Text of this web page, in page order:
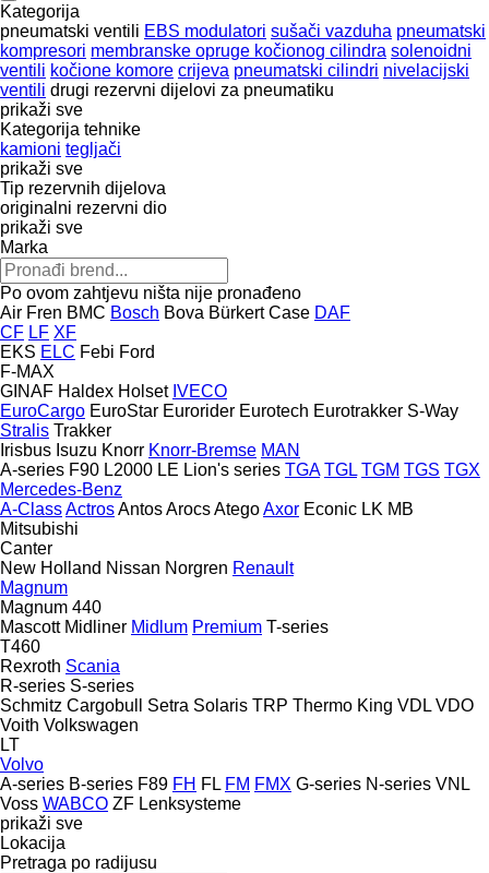
Kategorija
pneumatski ventili EBS modulatori sušači vazduha pneumatski
kompresori membranske opruge kočionog cilindra solenoidni
ventili kočione komore crijeva pneumatski cilindri nivelacijski
ventili drugi rezervni dijelovi za pneumatiku
prikaži sve
Kategorija tehnike
kamioni tegljači
prikaži sve
Tip rezervnih dijelova
originalni rezervni dio
prikaži sve
Marka
Po ovom zahtjevu ništa nije pronađeno
Air Fren BMC Bosch Bova Bürkert Case DAF
CF LF XF
EKS ELC Febi Ford
F-MAX
GINAF Haldex Holset IVECO
EuroCargo EuroStar Eurorider Eurotech Eurotrakker S-Way
Stralis Trakker
Irisbus Isuzu Knorr Knorr-Bremse MAN
A-series F90 L2000 LE Lion's series TGA TGL TGM TGS TGX
Mercedes-Benz
A-ClassActrosAntosArocsAtegoAxor Econic LK MB
Mitsubishi
Canter
New Holland Nissan Norgren Renault
Magnum
Magnum 440
Mascott Midliner Midlum Premium T-series
T460
Rexroth Scania
R-series S-series
Schmitz Cargobull
Setra Solaris TRP Thermo King VDL VDO
Voith Volkswagen
LT
Volvo
A-series B-series F89 FH FL FM FMX G-series N-series VNL
Voss WABCO ZF Lenksysteme
prikaži sve
Lokacija
Pretraga po radijusu